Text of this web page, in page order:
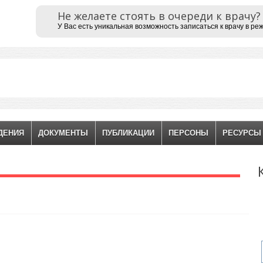
Не желаете стоять в очереди к врачу?
У Вас есть уникальная возможность записаться к врачу в
ДОКУМЕНТЫ ПУБЛИКАЦИИ ПЕРСОНЫ РЕСУРСЫ